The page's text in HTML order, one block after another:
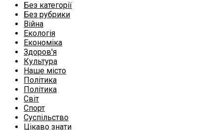
Без категорії
Без рубрики
Війна
Екологія
Економіка
Здоров'я
Культура
Наше місто
Політика
Політика
Світ
Спорт
Суспільство
Цікаво знати